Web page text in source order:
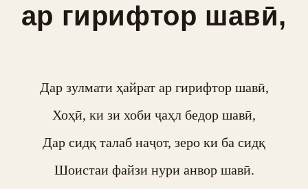
ар гирифтор шавӣ,
Дар зулмати ҳайрат ар гирифтор шавӣ,
Хоҳӣ, ки зи хоби ҷаҳл бедор шавӣ,
Дар сидқ талаб наҷот, зеро ки ба сидқ
Шоистаи файзи нури анвор шавӣ.